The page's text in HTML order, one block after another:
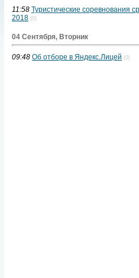
11:58 Туристические соревнования
2018 (0)
04 Сентября, Вторник
09:48 Об отборе в Яндекс.Лицей (0)